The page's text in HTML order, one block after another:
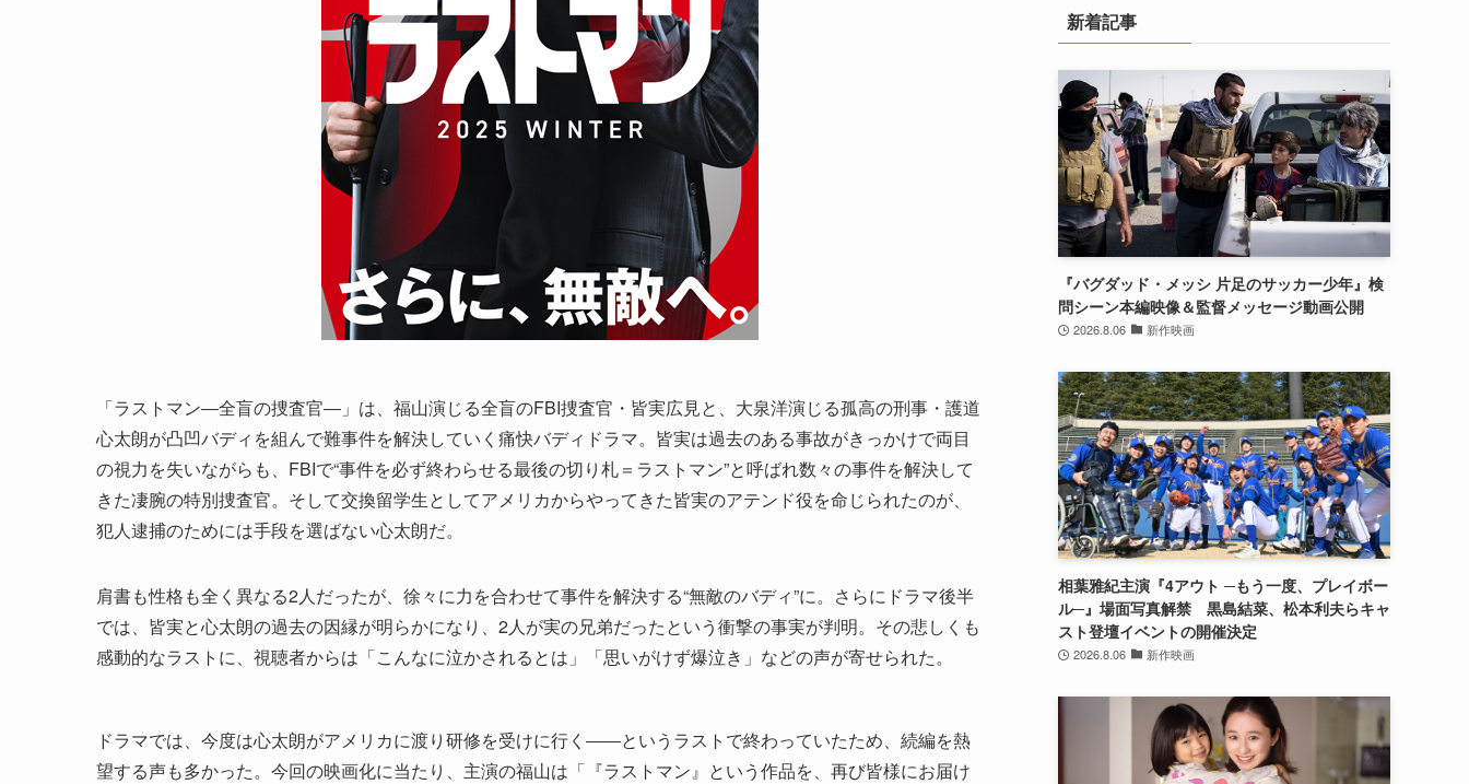
「ラストマン―全盲の捜査官―」は、福山演じる全盲のFBI捜査官・皆実広見と、大泉洋演じる孤高の刑事・護道
心太朗が凸凹バディを組んで難事件を解決していく痛快バディドラマ。皆実は過去のある事故がきっかけで両目
の視力を失いながらも、FBIで“事件を必ず終わらせる最後の切り札＝ラストマン”と呼ばれ数々の事件を解決して
きた凄腕の特別捜査官。そして交換留学生としてアメリカからやってきた皆実のアテンド役を命じられたのが、
犯人逮捕のためには手段を選ばない心太朗だ。
肩書も性格も全く異なる2人だったが、徐々に力を合わせて事件を解決する“無敵のバディ”に。さらにドラマ後半
では、皆実と心太朗の過去の因縁が明らかになり、2人が実の兄弟だったという衝撃の事実が判明。その悲しくも
感動的なラストに、視聴者からは「こんなに泣かされるとは」「思いがけず爆泣き」などの声が寄せられた。
ドラマでは、今度は心太朗がアメリカに渡り研修を受けに行く――というラストで終わっていたため、続編を熱
望する声も多かった。今回の映画化に当たり、主演の福山は「『ラストマン』という作品を、再び皆様にお届け
新着記事
『バグダッド・メッシ 片足のサッカー少年』検
問シーン本編映像＆監督メッセージ動画公開
2026.8.06 新作映画
相葉雅紀主演『4アウト ─もう一度、プレイボー
ル─』場面写真解禁 黒島結菜、松本利夫らキャ
スト登壇イベントの開催決定
2026.8.06 新作映画